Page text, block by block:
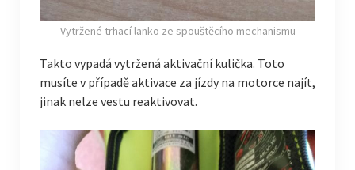
Vytržené trhací lanko ze spouštěcího mechanismu
Takto vypadá vytržená aktivační kulička. Toto
musíte v případě aktivace za jízdy na motorce najít,
jinak nelze vestu reaktivovat.